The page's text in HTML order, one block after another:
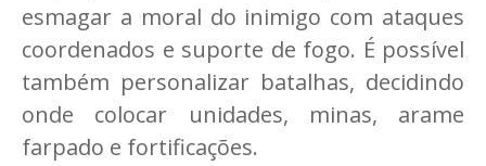
esmagar a moral do inimigo com ataques
coordenados e suporte de fogo. É possível
também personalizar batalhas, decidindo
onde colocar unidades, minas, arame
farpado e fortificações.